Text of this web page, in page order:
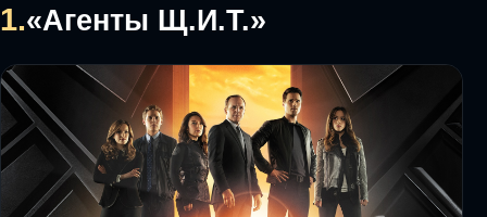
1.«Агенты Щ.И.Т.»